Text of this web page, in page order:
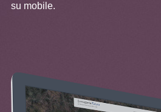
su mobile.